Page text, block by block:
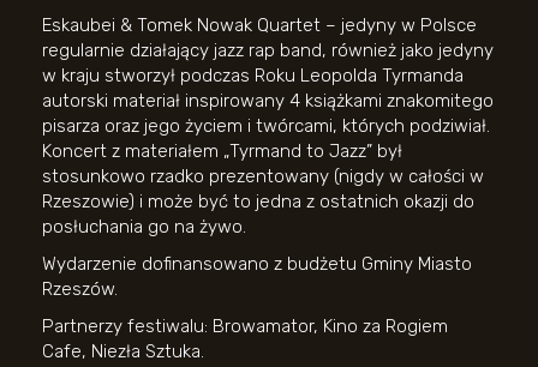
Eskaubei & Tomek Nowak Quartet – jedyny w Polsce
regularnie działający jazz rap band, również jako jedyny
w kraju stworzył podczas Roku Leopolda Tyrmanda
autorski materiał inspirowany 4 książkami znakomitego
pisarza oraz jego życiem i twórcami, których podziwiał.
Koncert z materiałem „Tyrmand to Jazz” był
stosunkowo rzadko prezentowany (nigdy w całości w
Rzeszowie) i może być to jedna z ostatnich okazji do
posłuchania go na żywo.
Wydarzenie dofinansowano z budżetu Gminy Miasto
Rzeszów.
Partnerzy festiwalu: Browamator, Kino za Rogiem
Cafe, Niezła Sztuka.